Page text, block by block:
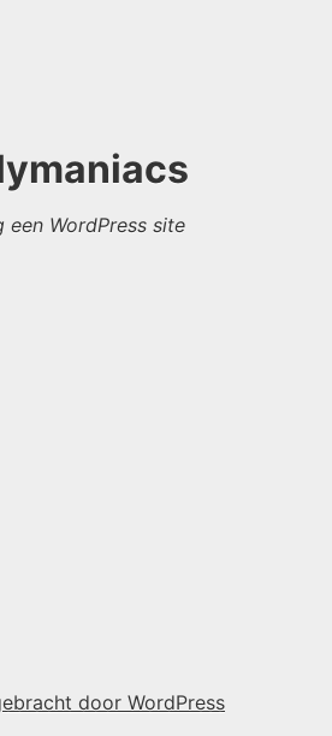
een WordPress site
door WordPress